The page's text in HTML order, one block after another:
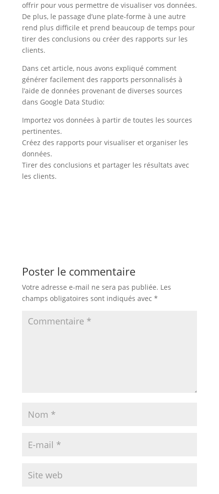
offrir pour vous permettre de visualiser vos données.
De plus, le passage d’une plate-forme à une autre
rend plus difficile et prend beaucoup de temps pour
tirer des conclusions ou créer des rapports sur les
clients.
Dans cet article, nous avons expliqué comment
générer facilement des rapports personnalisés à
l’aide de données provenant de diverses sources
dans Google Data Studio:
Importez vos données à partir de toutes les sources
pertinentes.
Créez des rapports pour visualiser et organiser les
données.
Tirer des conclusions et partager les résultats avec
les clients.
Poster le commentaire
Votre adresse e-mail ne sera pas publiée. Les
champs obligatoires sont indiqués avec *